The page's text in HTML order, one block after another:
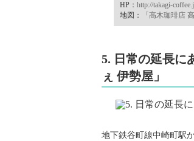
HP： http://takagi-
地図：
「高木珈琲店
5. 日常の延長に
ぇ 伊勢屋」
地下鉄谷町線中崎町駅